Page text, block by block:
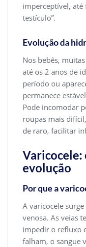
imperceptível, até
testículo”.
Evolução da
Nos bebês,
até os 2 anos de
período ou
permanece
Pode incomodar
roupas mais
de raro, facilitar
Varicocele:
evolução
Por que a
A varicocele
venosa. As veias
impedir o refluxo
falham, o sangue